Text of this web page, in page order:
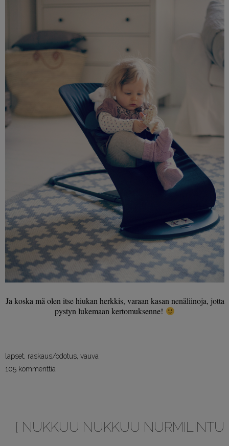
Ja koska mä olen itse hiukan herkkis, varaan kasan nenäliinoja, jotta
pystyn lukemaan kertomuksenne!
lapset, raskaus/odotus, vauva
105 kommenttia
{ NUKKUU NUKKUU NURMILINTU